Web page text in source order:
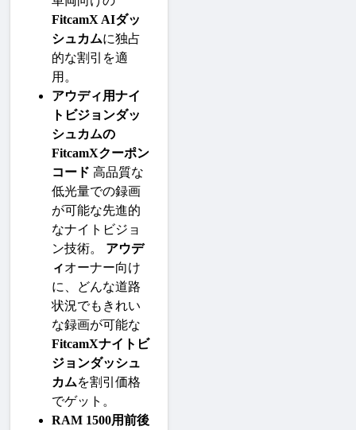
FitcamX AIダッ
シュカムに独占
的な割引を適
用。
アウディ用ナイ
トビジョンダッ
シュカムの
FitcamXクーポン
コード 高品質な
低光量での録画
が可能な先進的
なナイトビジョ
ン技術。 アウデ
ィオーナー向け
に、どんな道路
状況でもきれい
な録画が可能な
FitcamXナイトビ
ジョンダッシュ
カムを割引価格
でゲット。
RAM 1500用前後